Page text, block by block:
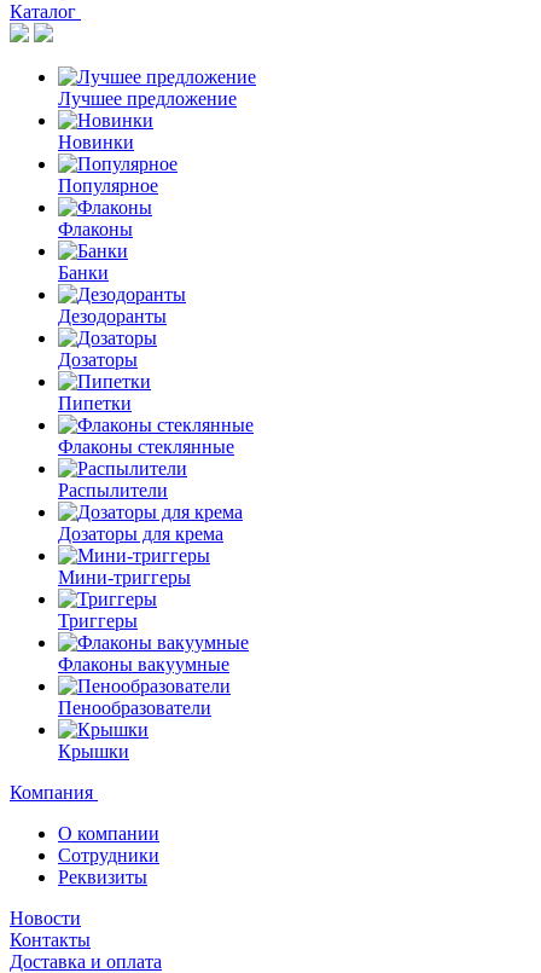
Каталог
Лучшее предложение
Новинки
Популярное
Флаконы
Банки
Дезодоранты
Дозаторы
Пипетки
Флаконы стеклянные
Распылители
Дозаторы для крема
Мини-триггеры
Триггеры
Флаконы вакуумные
Пенообразователи
Крышки
Компания
О компании
Сотрудники
Реквизиты
Новости
Контакты
Доставка и оплата